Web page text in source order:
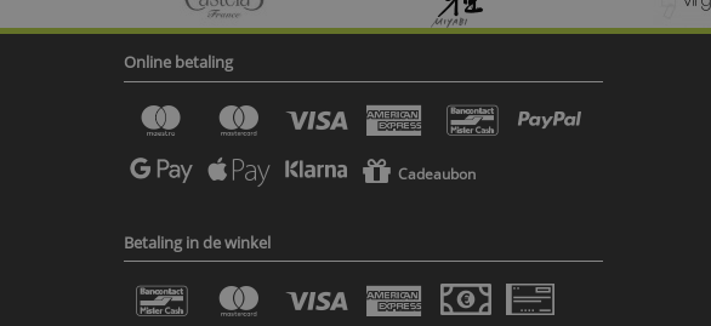
Online betaling
Cadeaubon
Betaling in de winkel